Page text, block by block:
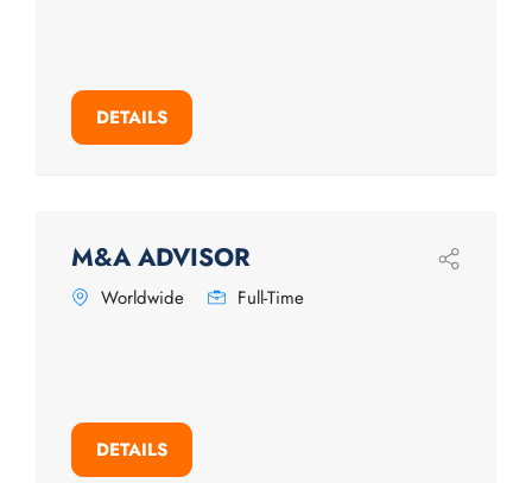
DETAILS
M&A ADVISOR
Worldwide Full-Time
DETAILS